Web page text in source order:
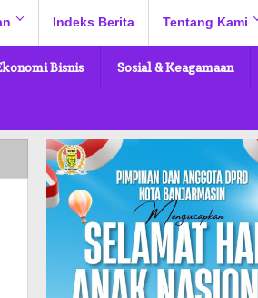
Indeks Berita Tentang Kami
Bisnis Sosial & Keagamaan